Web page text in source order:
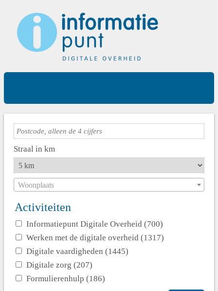
Straal in km
Woonplaats
Activiteiten
Informatiepunt Digitale Overheid (700)
Werken met de digitale overheid (1317)
Digitale vaardigheden (1445)
Digitale zorg (207)
Formulierenhulp (186)